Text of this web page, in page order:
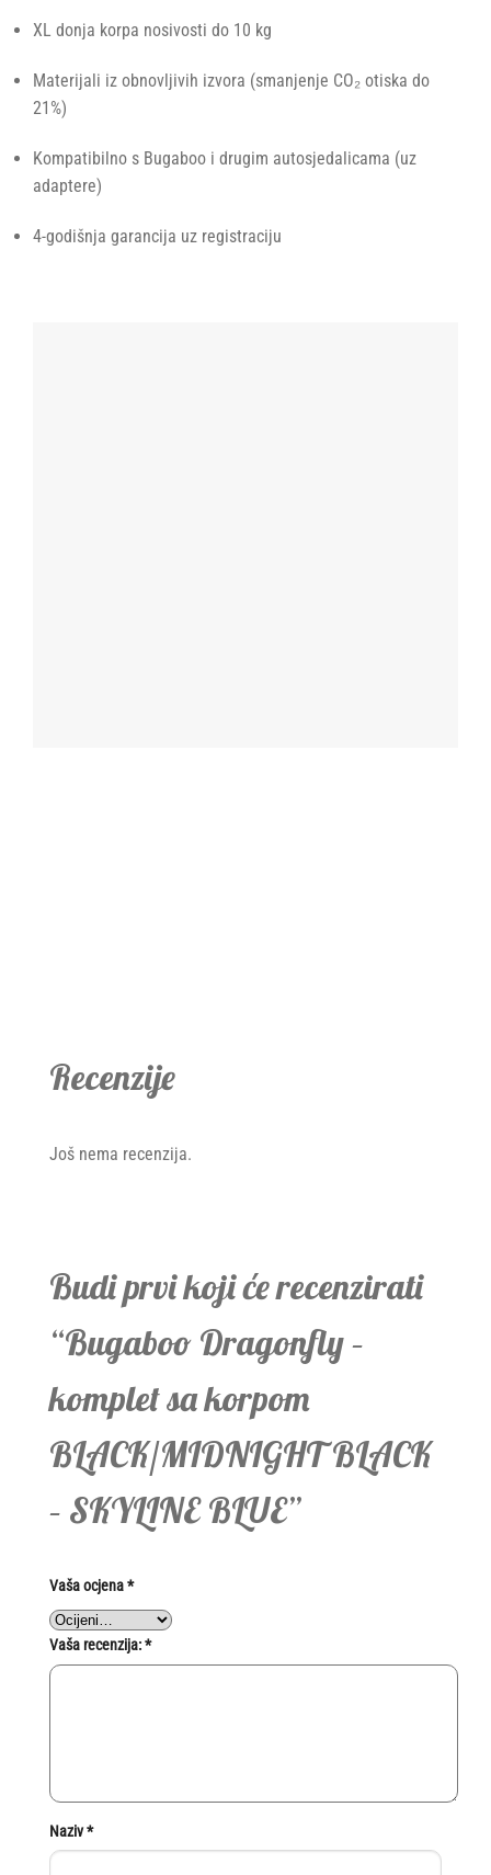
XL donja korpa nosivosti do 10 kg
Materijali iz obnovljivih izvora (smanjenje CO₂ otiska do
21%)
Kompatibilno s Bugaboo i drugim autosjedalicama (uz
adaptere)
4-godišnja garancija uz registraciju
Recenzije
Još nema recenzija.
Budi prvi koji će recenzirati
“Bugaboo Dragonfly –
komplet sa korpom
BLACK/MIDNIGHT BLACK
– SKYLINE BLUE”
Vaša ocjena*
Vaša recenzija:*
Naziv*